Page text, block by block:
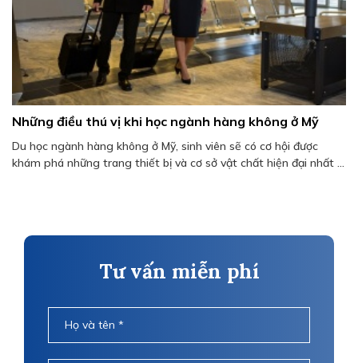
Những điều thú vị khi học ngành hàng không ở Mỹ
Du học ngành hàng không ở Mỹ, sinh viên sẽ có cơ hội được
khám phá những trang thiết bị và cơ sở vật chất hiện đại nhất ...
Tư vấn miễn phí